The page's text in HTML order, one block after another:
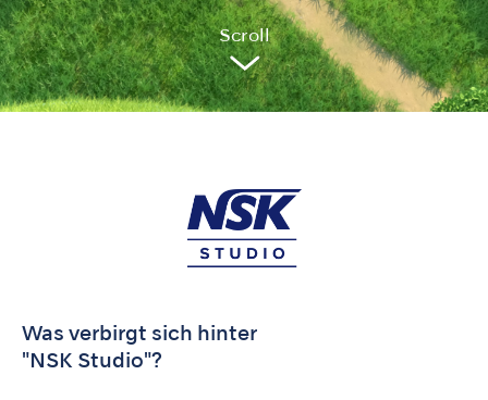
Scroll
Was verbirgt sich hinter
"NSK Studio"?